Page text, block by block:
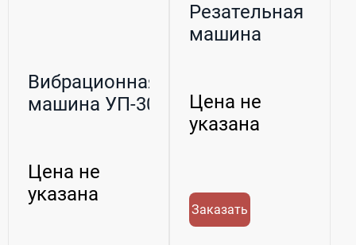
Вибрационная
машина УП-30
Цена не
указана
Резательная
машина
Цена не
указана
Заказать